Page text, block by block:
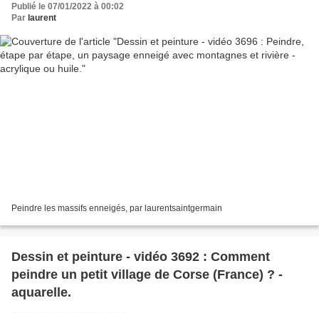
Publié le 07/01/2022 à 00:02
Par laurent
Peindre les massifs enneigés, par laurentsaintgermain
Dessin et peinture - vidéo 3692 : Comment
peindre un petit village de Corse (France) ? -
aquarelle.